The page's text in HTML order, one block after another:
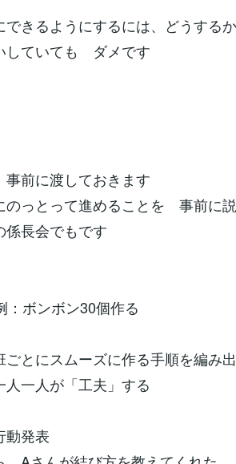
きるようにするには、どうする
していても ダメです
事前に渡しておきます
のっとって進めることを 事前に
長会でもです
ンボン30個作る
に作る手順を編み出す
夫」する
発表